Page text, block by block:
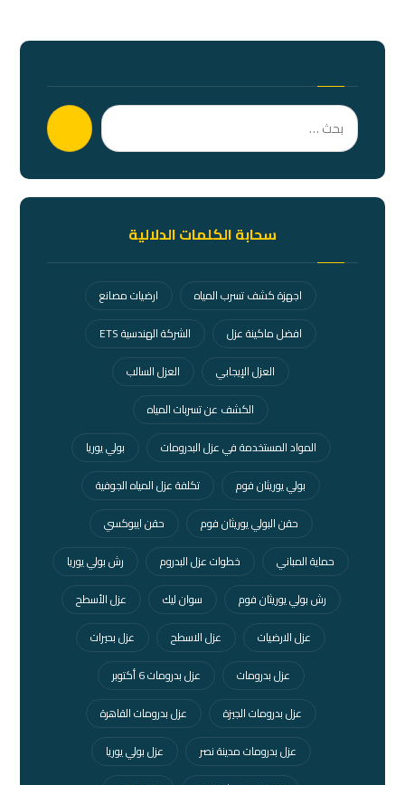
سحابة الكلمات الدلالية
اجهزة كشف تسرب المياه
ارضيات مصانع
افضل ماكينة عزل
الشركة الهندسية ETS
العزل الإيجابي
العزل السالب
الكشف عن تسربات المياه
المواد المستخدمة في عزل البدرومات
بولي يوريا
بولي يوريثان فوم
تكلفة عزل المياه الجوفية
حقن البولي يوريثان فوم
حقن ايبوكسي
حماية المباني
خطوات عزل البدروم
رش بولي يوريا
رش بولي يوريثان فوم
سوان ليك
عزل الأسطح
عزل الارضيات
عزل الاسطح
عزل بحيرات
عزل بدرومات
عزل بدرومات 6 أكتوبر
عزل بدرومات الجيزة
عزل بدرومات القاهرة
عزل بدرومات مدينة نصر
عزل بولي يوريا